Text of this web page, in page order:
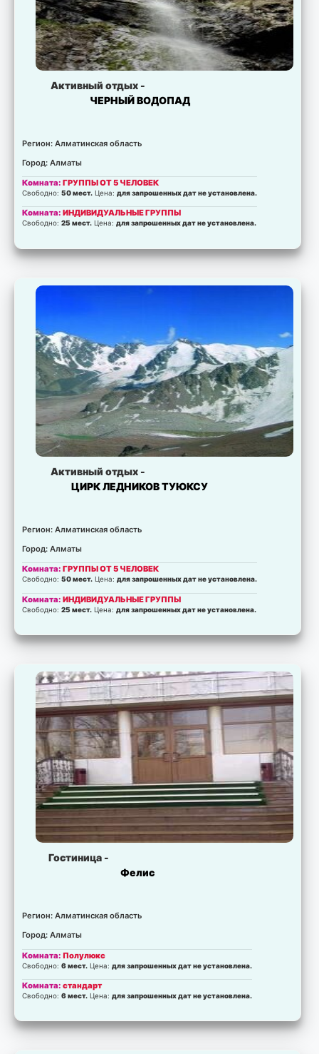
Активный отдых -
ЧЕРНЫЙ ВОДОПАД
Регион: Алматинская область
Город: Алматы
Комната:ГРУППЫ ОТ 5 ЧЕЛОВЕК
Свободно:50 мест. Цена:для запрошенных дат не установлена.
Комната:ИНДИВИДУАЛЬНЫЕ ГРУППЫ
Свободно:25 мест. Цена:для запрошенных дат не установлена.
Активный отдых -
ЦИРК ЛЕДНИКОВ ТУЮКСУ
Регион: Алматинская область
Город: Алматы
Комната:ГРУППЫ ОТ 5 ЧЕЛОВЕК
Свободно:50 мест. Цена:для запрошенных дат не установлена.
Комната:ИНДИВИДУАЛЬНЫЕ ГРУППЫ
Свободно:25 мест. Цена:для запрошенных дат не установлена.
Гостиница -
Фелис
Регион: Алматинская область
Город: Алматы
Комната:Полулюкс
Свободно:6 мест. Цена:для запрошенных дат не установлена.
Комната:стандарт
Свободно:6 мест. Цена:для запрошенных дат не установлена.